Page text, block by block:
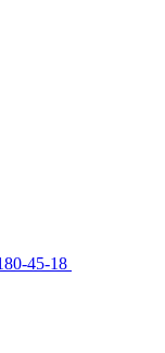
45-18